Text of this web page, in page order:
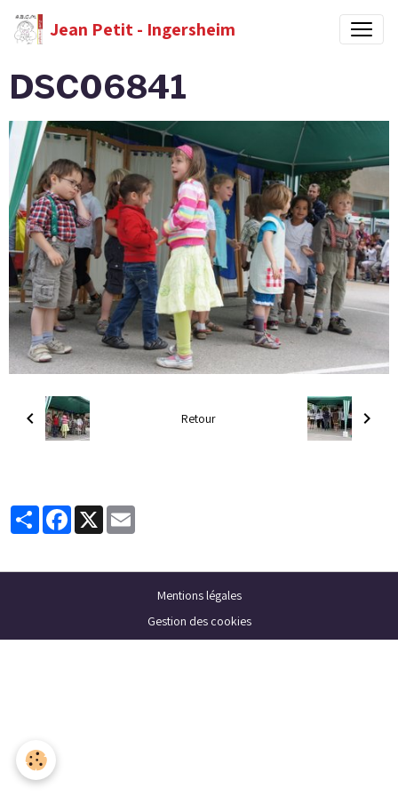
Jean Petit - Ingersheim
DSC06841
Retour
PartagerFacebook
X
Mentions légales
Gestion des cookies